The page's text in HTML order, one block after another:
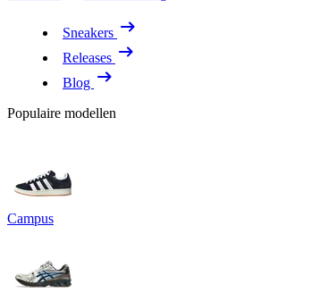
Sneakers
Releases
Blog
Populaire modellen
Campus